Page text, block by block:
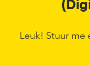
Leuk! Stuur me